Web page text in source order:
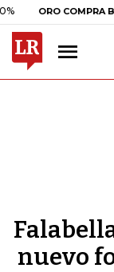
COMPRA BANCO
nuevo